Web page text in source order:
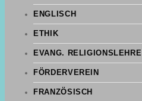
ENGLISCH
ETHIK
EVANG. RELIGIONSLEHRE
FÖRDERVEREIN
FRANZÖSISCH